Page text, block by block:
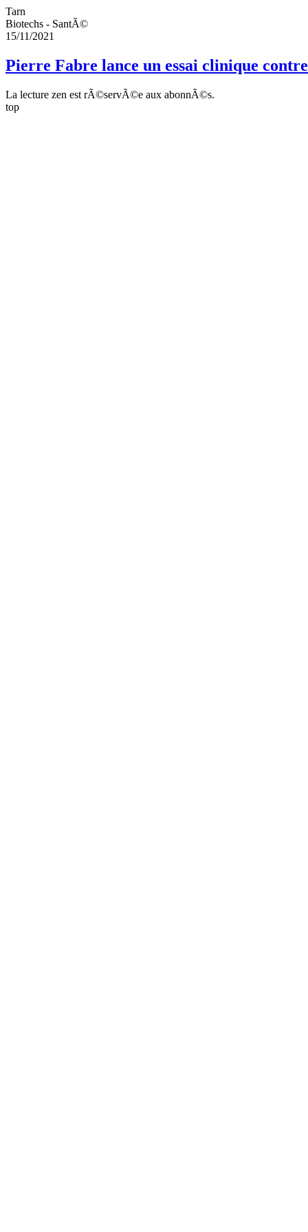
Tarn
Biotechs - SantÃ©
15/11/2021
Pierre Fabre lance un essai clinique
La lecture zen est rÃ©servÃ©e aux abonnÃ©s.
top